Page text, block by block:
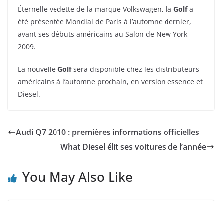
Éternelle vedette de la marque Volkswagen, la Golfa
été présentée Mondial de Paris à l’automne dernier,
avant ses débuts américains au Salon de New York
2009.
La nouvelle Golfsera disponible chez les distributeurs
américains à l’automne prochain, en version essence et
Diesel.
Audi Q7 2010 : premières informations officielles
What Diesel élit ses voitures de l’année
You May Also Like